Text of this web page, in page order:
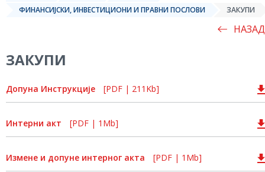
ФИНАНСИЈСКИ, ИНВЕСТИЦИОНИ И ПРАВНИ ПОСЛОВИ
ЗАКУПИ
НАЗАД
ЗАКУПИ
Допуна Инструкције [PDF | 211Kb]
Интерни акт [PDF | 1Mb]
Измене и допуне интерног акта [PDF | 1Mb]